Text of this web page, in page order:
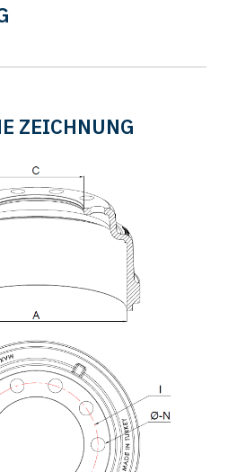
ZEICHNUNG